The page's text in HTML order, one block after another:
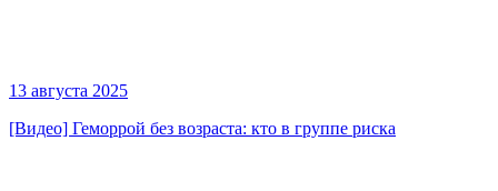
13 августа 2025
[Видео] Геморрой без возраста: кто в группе риска